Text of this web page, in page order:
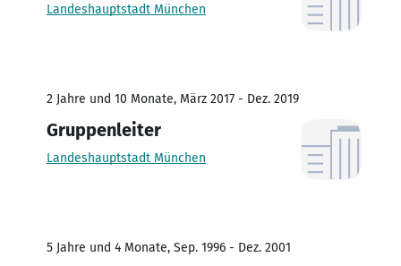
Landeshauptstadt München
2 Jahre und 10 Monate, März 2017 - Dez. 2019
Gruppenleiter
Landeshauptstadt München
5 Jahre und 4 Monate, Sep. 1996 - Dez. 2001